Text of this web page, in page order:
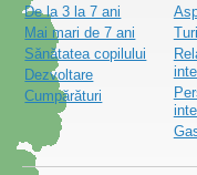
De la 3 la 7 ani
Mai mari de 7 ani
Sănătatea copilului
Dezvoltare
Cumpărături